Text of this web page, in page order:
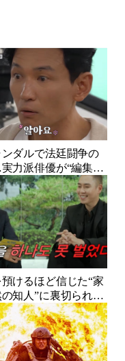
ンダルで法廷闘争の
力派俳優が“編集な
レビ登場、予告映像
声
けるほど信じた“家
知人”に裏切られ
9対1、10年間の奴
人生が一変